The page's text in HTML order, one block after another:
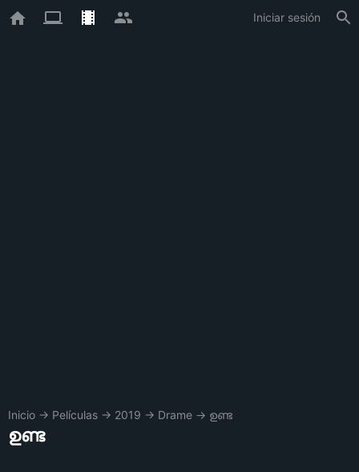
Iniciar sesión
Inicio → Películas → 2019 → Drame → ഉണ്ട
ഉണ്ട